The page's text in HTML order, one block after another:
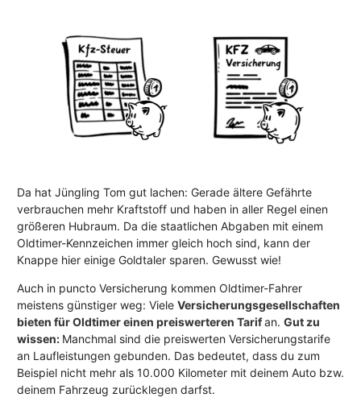
Da hat Jüngling Tom gut lachen: Gerade ältere Gefährte
verbrauchen mehr Kraftstoff und haben in aller Regel einen
größeren Hubraum. Da die staatlichen Abgaben mit einem
Oldtimer-Kennzeichen immer gleich hoch sind, kann der
Knappe hier einige Goldtaler sparen. Gewusst wie!
Auch in puncto Versicherung kommen Oldtimer-Fahrer
meistens günstiger weg: Viele Versicherungsgesellschaften
bieten für Oldtimer einen preiswerteren Tarifan. Gut zu
wissen: Manchmal sind die preiswerten Versicherungstarife
an Laufleistungen gebunden. Das bedeutet, dass du zum
Beispiel nicht mehr als 10.000 Kilometer mit deinem Auto bzw.
deinem Fahrzeug zurücklegen darfst.